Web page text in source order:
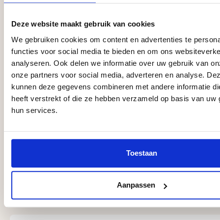
Deze website maakt gebruik van cookies
We gebruiken cookies om content en advertenties te
functies voor social media te bieden en om ons
analyseren. Ook delen we informatie over uw gebruik van
onze partners voor social media, adverteren en analyse.
kunnen deze gegevens combineren met andere informatie
heeft verstrekt of die ze hebben verzameld op basis van uw
hun services.
Toestaan
Aanpassen
de kleur. Douglas gaat bij regelmatig
Kiest u voor een moderne,
onderhoudsarme veranda die
jarenlang dezelfde strakke
uitstraling houdt? Kies dan
aluminium. Kiest u voor een warme
houtuitstraling en bent u bereid die
met enig onderhoud te behouden?
goede overweging.